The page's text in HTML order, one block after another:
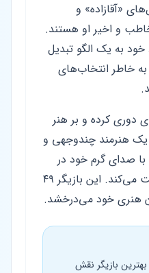
«آقازاده» و
و اخیر او هستند.
خود به یک الگو تبدیل
خاطر انتخاب‌های
دوری کرده و بر هنر
یک هنرمند چندوجهی و
صدای گرم خود در
پروژه‌های دکلمه نیز مشارکت می‌کند. این بازیگر ۴۹
هنری خود می‌درخشد.
بازیگر نقش